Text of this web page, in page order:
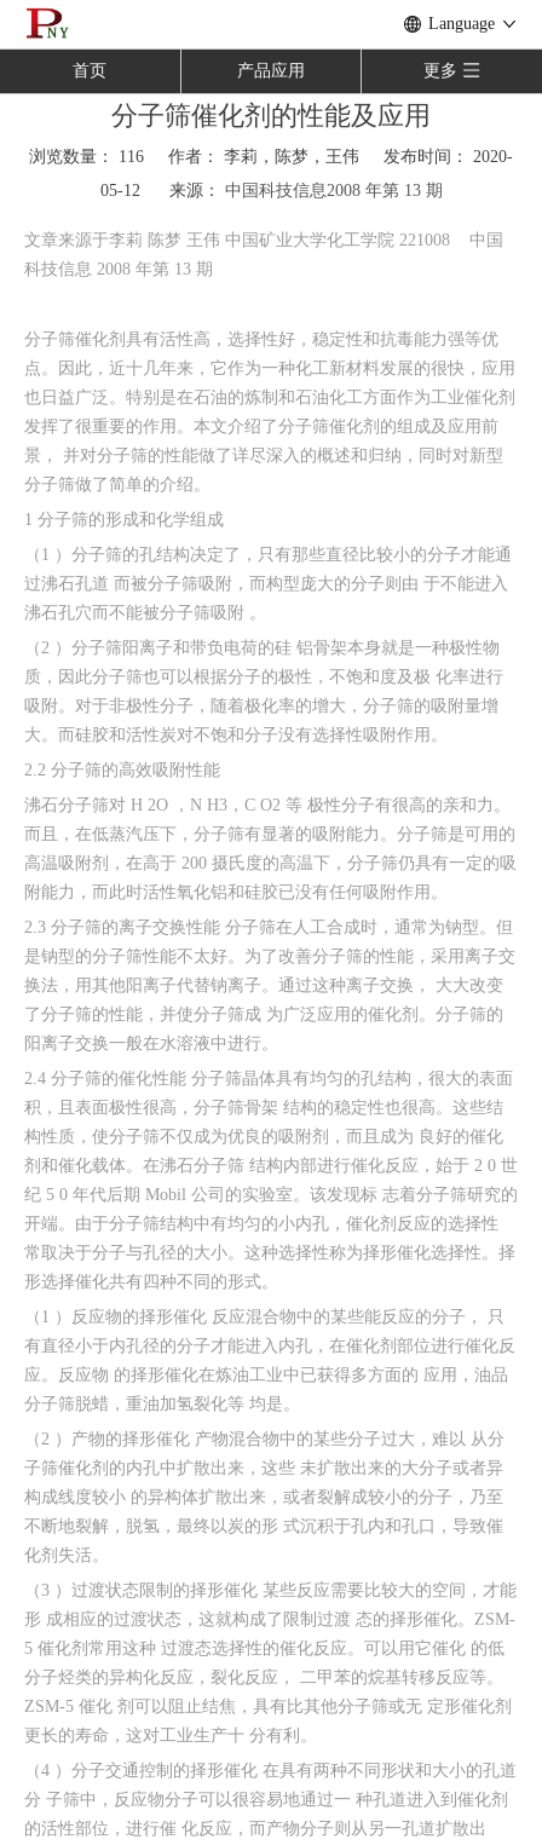
Language
首页 产品应用 更多
分子筛催化剂的性能及应用
浏览数量： 116 作者： 李莉，陈梦，王伟 发布时间： 2020-
05-12 来源： 中国科技信息2008 年第 13 期
["wechat","weibo","qzone","douban","email"]
文章来源于李莉 陈梦 王伟 中国矿业大学化工学院 221008 中国
科技信息 2008 年第 13 期
分子筛催化剂具有活性高，选择性好，稳定性和抗毒能力强等优
点。因此，近十几年来，它作为一种化工新材料发展的很快，应用
也日益广泛。特别是在石油的炼制和石油化工方面作为工业催化剂
发挥了很重要的作用。本文介绍了分子筛催化剂的组成及应用前
景， 并对分子筛的性能做了详尽深入的概述和归纳，同时对新型
分子筛做了简单的介绍。
1 分子筛的形成和化学组成
（1 ）分子筛的孔结构决定了，只有那些直径比较小的分子才能通
过沸石孔道 而被分子筛吸附，而构型庞大的分子则由 于不能进入
沸石孔穴而不能被分子筛吸附 。
（2 ）分子筛阳离子和带负电荷的硅 铝骨架本身就是一种极性物
质，因此分子筛也可以根据分子的极性，不饱和度及极 化率进行
吸附。对于非极性分子，随着极化率的增大，分子筛的吸附量增
大。而硅胶和活性炭对不饱和分子没有选择性吸附作用。
2.2 分子筛的高效吸附性能
沸石分子筛对 H 2O ，N H3，C O2 等 极性分子有很高的亲和力。
而且，在低蒸汽压下，分子筛有显著的吸附能力。分子筛是可用的
高温吸附剂，在高于 200 摄氏度的高温下，分子筛仍具有一定的吸
附能力，而此时活性氧化铝和硅胶已没有任何吸附作用。
2.3 分子筛的离子交换性能 分子筛在人工合成时，通常为钠型。但
是钠型的分子筛性能不太好。为了改善分子筛的性能，采用离子交
换法，用其他阳离子代替钠离子。通过这种离子交换， 大大改变
了分子筛的性能，并使分子筛成 为广泛应用的催化剂。分子筛的
阳离子交换一般在水溶液中进行。
2.4 分子筛的催化性能 分子筛晶体具有均匀的孔结构，很大的表面
积，且表面极性很高，分子筛骨架 结构的稳定性也很高。这些结
构性质，使分子筛不仅成为优良的吸附剂，而且成为 良好的催化
剂和催化载体。在沸石分子筛 结构内部进行催化反应，始于 2 0 世
纪 5 0 年代后期 Mobil 公司的实验室。该发现标 志着分子筛研究的
开端。由于分子筛结构中有均匀的小内孔，催化剂反应的选择性
常取决于分子与孔径的大小。这种选择性称为择形催化选择性。择
形选择催化共有四种不同的形式。
（1 ）反应物的择形催化 反应混合物中的某些能反应的分子， 只
有直径小于内孔径的分子才能进入内孔，在催化剂部位进行催化反
应。反应物 的择形催化在炼油工业中已获得多方面的 应用，油品
分子筛脱蜡，重油加氢裂化等 均是。
（2 ）产物的择形催化 产物混合物中的某些分子过大，难以 从分
子筛催化剂的内孔中扩散出来，这些 未扩散出来的大分子或者异
构成线度较小 的异构体扩散出来，或者裂解成较小的分子，乃至
不断地裂解，脱氢，最终以炭的形 式沉积于孔内和孔口，导致催
化剂失活。
（3 ）过渡状态限制的择形催化 某些反应需要比较大的空间，才能
形 成相应的过渡状态，这就构成了限制过渡 态的择形催化。ZSM-
5 催化剂常用这种 过渡态选择性的催化反应。可以用它催化 的低
分子烃类的异构化反应，裂化反应， 二甲苯的烷基转移反应等。
ZSM-5 催化 剂可以阻止结焦，具有比其他分子筛或无 定形催化剂
更长的寿命，这对工业生产十 分有利。
（4 ）分子交通控制的择形催化 在具有两种不同形状和大小的孔道
分 子筛中，反应物分子可以很容易地通过一 种孔道进入到催化剂
的活性部位，进行催 化反应，而产物分子则从另一孔道扩散出